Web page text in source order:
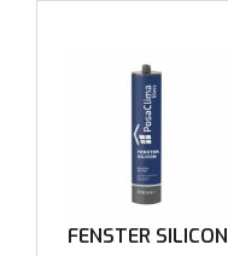
FENSTER SILICON